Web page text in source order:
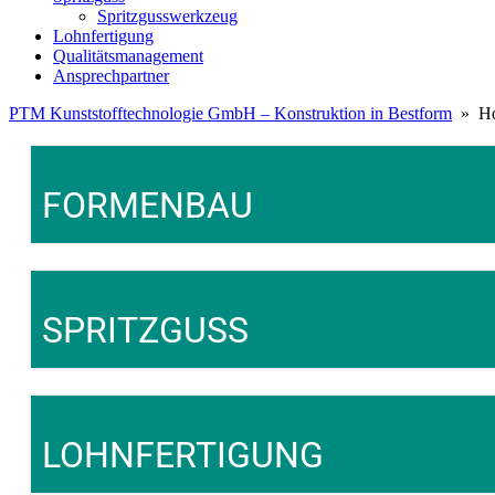
Spritzgusswerkzeug
Lohnfertigung
Qualitätsmanagement
Ansprechpartner
PTM Kunststofftechnologie GmbH – Konstruktion in Bestform »
FORMENBAU
SPRITZGUSS
LOHNFERTIGUNG